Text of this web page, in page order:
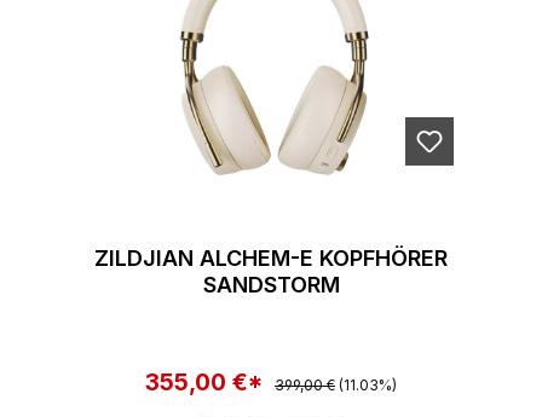
ZILDJIAN ALCHEM-E KOPFHÖRER
SANDSTORM
Verkaufspreis:
355,00 €* Regulärer Preis:
399,00 € (11.03%)